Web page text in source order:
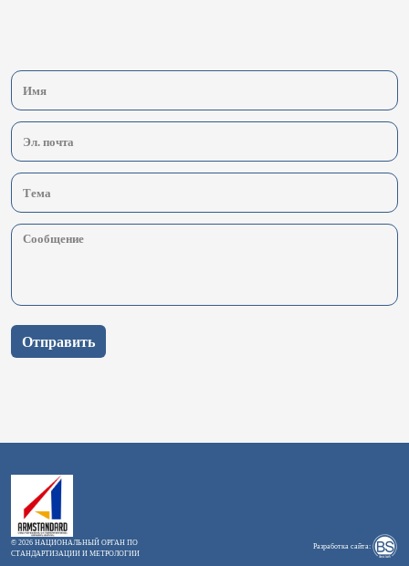
Отправить
© 2026 НАЦИОНАЛЬНЫЙ ОРГАН ПО
СТАНДАРТИЗАЦИИ И МЕТРОЛОГИИ
Разработка сайта: